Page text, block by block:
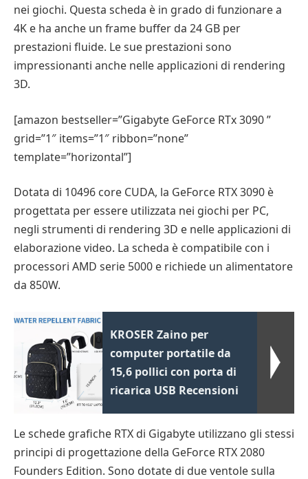
nei giochi. Questa scheda è in grado di funzionare a
4K e ha anche un frame buffer da 24 GB per
prestazioni fluide. Le sue prestazioni sono
impressionanti anche nelle applicazioni di rendering
3D.
[amazon bestseller=”Gigabyte GeForce RTx 3090 ”
grid=”1″ items=”1″ ribbon=”none”
template=”horizontal”]
Dotata di 10496 core CUDA, la GeForce RTX 3090 è
progettata per essere utilizzata nei giochi per PC,
negli strumenti di rendering 3D e nelle applicazioni di
elaborazione video. La scheda è compatibile con i
processori AMD serie 5000 e richiede un alimentatore
da 850W.
KROSER Zaino per
computer portatile da
15,6 pollici con porta di
ricarica USB Recensioni
Le schede grafiche RTX di Gigabyte utilizzano gli stessi
principi di progettazione della GeForce RTX 2080
Founders Edition. Sono dotate di due ventole sulla